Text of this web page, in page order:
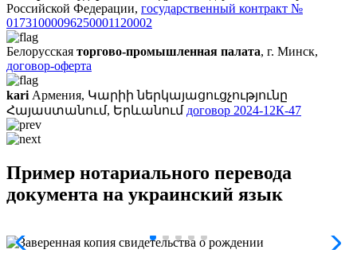
Российской Федерации, государственный контракт №
01731000096250001120002
Белорусская торгово-промышленная палата, г. Минск,
договор-оферта
kari Армения, Կարիի ներկայացուցչությունը
Հայաստանում, Երևանում договор 2024-12К-47
Пример нотариального перевода
документа на украинский язык